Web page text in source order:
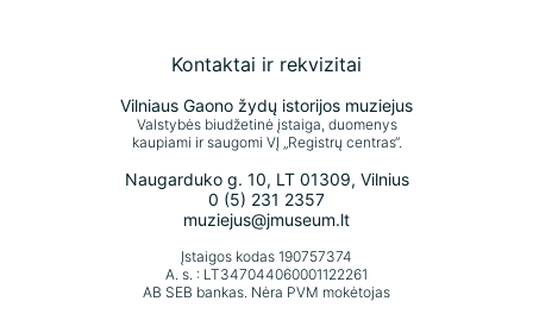
Kontaktai ir rekvizitai
Vilniaus Gaono žydų istorijos muziejus
Valstybės biudžetinė įstaiga, duomenys
kaupiami ir saugomi VĮ „Registrų centras“.
Naugarduko g. 10, LT 01309, Vilnius
0 (5) 231 2357
muziejus@jmuseum.lt
Įstaigos kodas 190757374
A. s. : LT347044060001122261
AB SEB bankas. Nėra PVM mokėtojas